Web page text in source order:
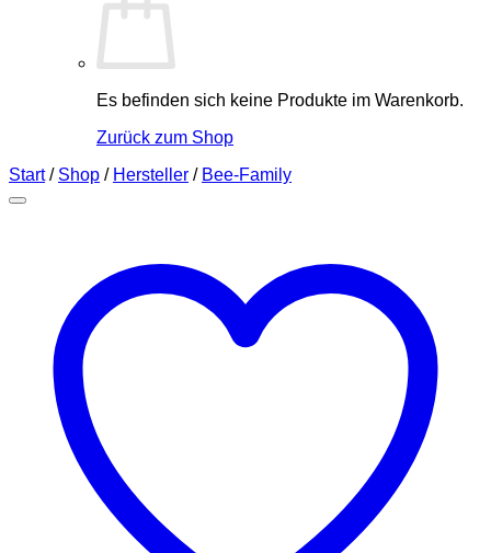
Es befinden sich keine Produkte im Warenkorb.
Zurück zum Shop
Start / Shop / Hersteller / Bee-Family